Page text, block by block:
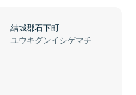
結城郡石下町
ユウキグンイシゲマチ